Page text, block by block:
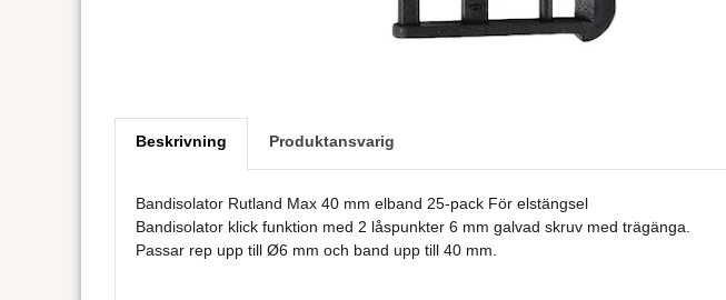
Beskrivning Produktansvarig
Bandisolator Rutland Max 40 mm elband 25-pack För elstängsel
Bandisolator klick funktion med 2 låspunkter 6 mm galvad skruv med trägänga.
Passar rep upp till Ø6 mm och band upp till 40 mm.